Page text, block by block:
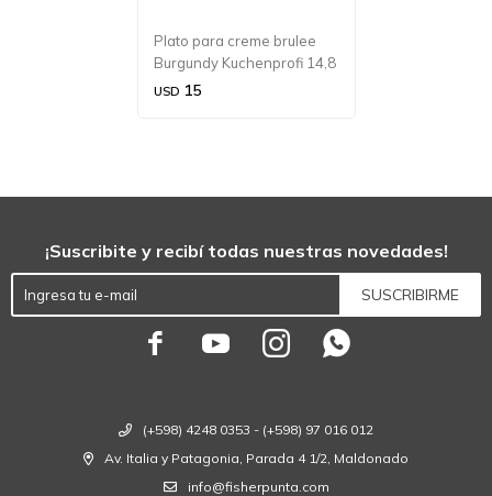
Plato para creme brulee
Burgundy Kuchenprofi 14,8
cm.
USD 15
(+598) 4248 0353 - (+598) 97 016 012
Av. Italia y Patagonia, Parada 4 1/2, Maldonado
info@fisherpunta.com
¡Suscribite y recibí todas nuestras novedades!
SUSCRIBIRME
   